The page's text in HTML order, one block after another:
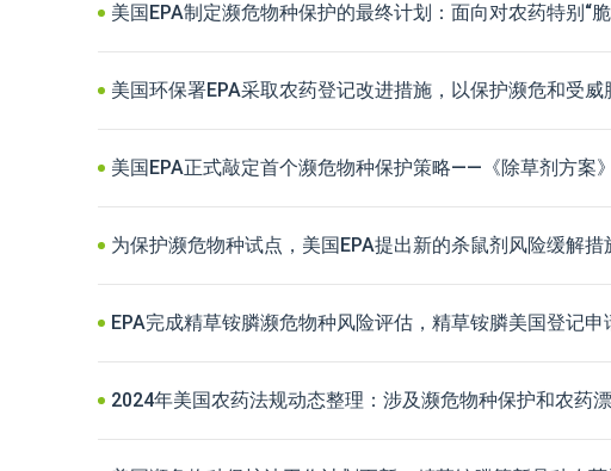
美国EPA制定濒危物种保护的最终计划：面向对农药特别“
美国环保署EPA采取农药登记改进措施，以保护濒危和受威
美国EPA正式敲定首个濒危物种保护策略——《除草剂方案》
为保护濒危物种试点，美国EPA提出新的杀鼠剂风险缓解措
EPA完成精草铵膦濒危物种风险评估，精草铵膦美国登记申
2024年美国农药法规动态整理：涉及濒危物种保护和农药